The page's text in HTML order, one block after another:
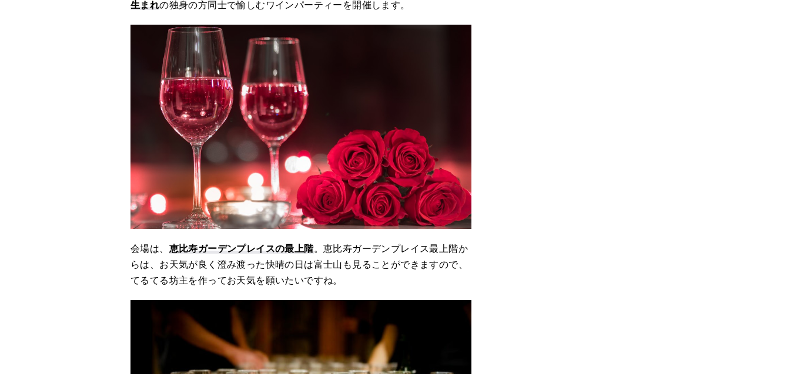
生まれの独身の方同士で愉しむワインパーティーを開催します。
会場は、 恵比寿ガーデンプレイスの最上階。恵比寿ガーデンプレイス最上階か
らは、お天気が良く澄み渡った快晴の日は富士山も見ることができますので、
てるてる坊主を作ってお天気を願いたいですね。